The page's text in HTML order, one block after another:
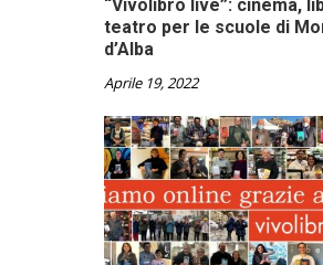
“Vivolibro live”: cinema,
teatro per le scuole di
d’Alba
Aprile 19, 2022